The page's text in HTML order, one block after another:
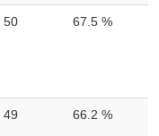
50 67.5 %
49 66.2 %